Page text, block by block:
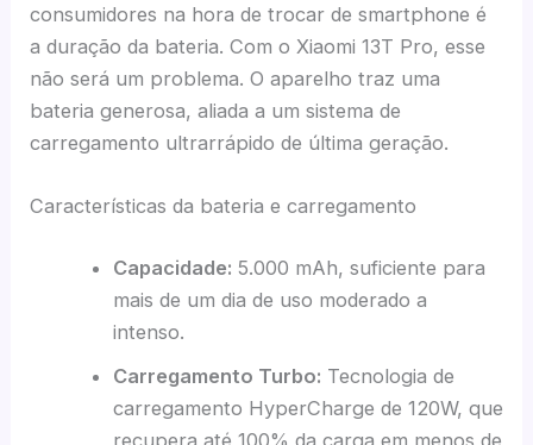
consumidores na hora de trocar de smartphone é
a duração da bateria. Com o Xiaomi 13T Pro, esse
não será um problema. O aparelho traz uma
bateria generosa, aliada a um sistema de
carregamento ultrarrápido de última geração.
Características da bateria e carregamento
Capacidade: 5.000 mAh, suficiente para
mais de um dia de uso moderado a
intenso.
Carregamento Turbo: Tecnologia de
carregamento HyperCharge de 120W, que
recupera até 100% da carga em menos de